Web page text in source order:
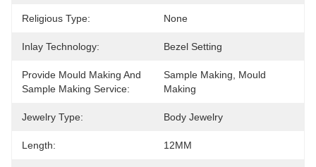
Religious Type: None
Inlay Technology: Bezel Setting
Provide Mould Making And
Sample Making Service:
Sample Making, Mould
Making
Jewelry Type: Body Jewelry
Length: 12MM